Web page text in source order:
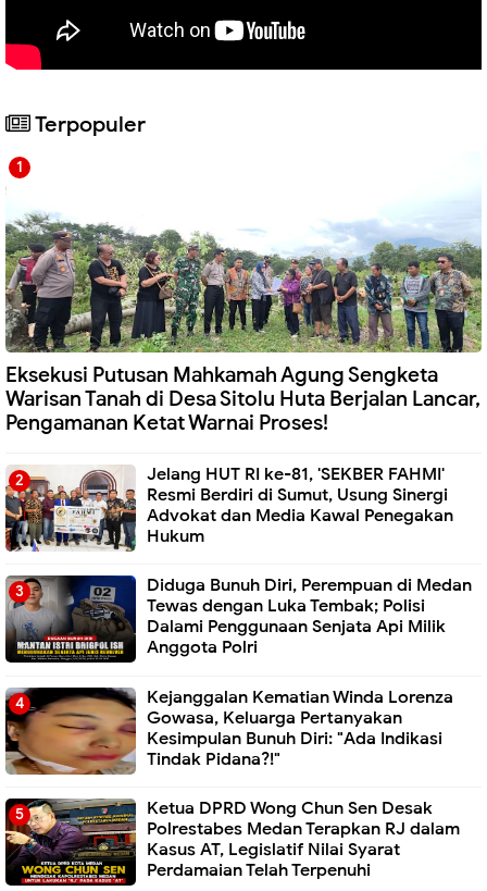
Terpopuler
Eksekusi Putusan Mahkamah Agung Sengketa
Warisan Tanah di Desa Sitolu Huta Berjalan Lancar,
Pengamanan Ketat Warnai Proses!
Jelang HUT RI ke-81, 'SEKBER FAHMI'
Resmi Berdiri di Sumut, Usung Sinergi
Advokat dan Media Kawal Penegakan
Hukum
Diduga Bunuh Diri, Perempuan di Medan
Tewas dengan Luka Tembak; Polisi
Dalami Penggunaan Senjata Api Milik
Anggota Polri
Kejanggalan Kematian Winda Lorenza
Gowasa, Keluarga Pertanyakan
Kesimpulan Bunuh Diri: "Ada Indikasi
Tindak Pidana?!"
Ketua DPRD Wong Chun Sen Desak
Polrestabes Medan Terapkan RJ dalam
Kasus AT, Legislatif Nilai Syarat
Perdamaian Telah Terpenuhi